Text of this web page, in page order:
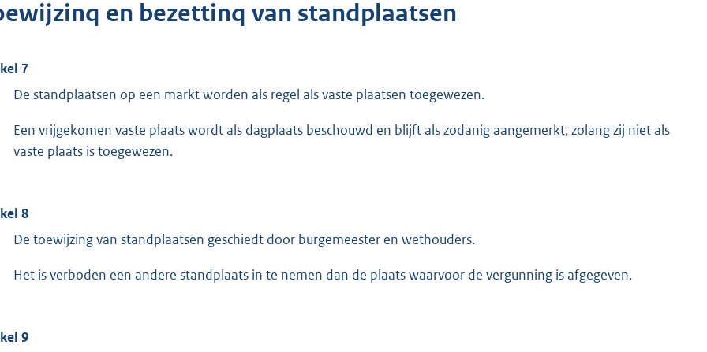
en bezettinq van standplaatsen
7
De standplaatsen op een markt worden als regel als vaste plaatsen toegewezen.
Een vrijgekomen vaste plaats wordt als dagplaats beschouwd en blijft als zodanig aangemerkt, zolang zij niet als
vaste plaats is toegewezen.
8
De toewijzing van standplaatsen geschiedt door burgemeester en wethouders.
Het is verboden een andere standplaats in te nemen dan de plaats waarvoor de vergunning is afgegeven.
9